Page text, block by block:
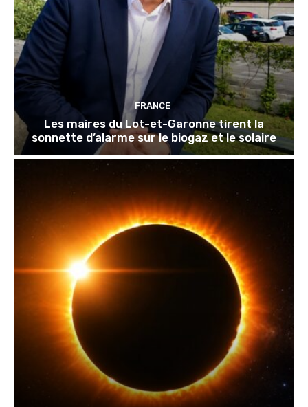
FRANCE
Les maires du Lot-et-Garonne tirent la
sonnette d’alarme sur le biogaz et le solaire